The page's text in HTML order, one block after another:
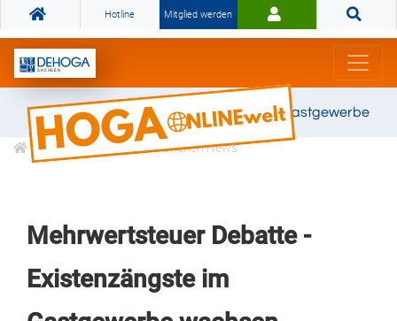
Hotline Mitglied werden
Gemeinsam stark für das Gastgewerbe
Informationen Branchen News
Mehrwertsteuer Debatte -
Existenzängste im